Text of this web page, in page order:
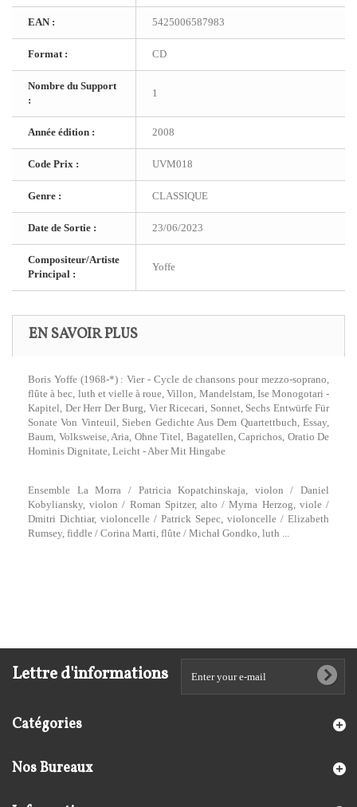
EAN : 5425006587983
Format : CD
Nombre du Support
:
1
Année édition : 2008
Code Prix : UVM018
Genre : CLASSIQUE
Date de Sortie : 23/06/2023
Compositeur/Artiste
Principal :
Yoffe
EN SAVOIR PLUS
Boris Yoffe (1968-*) : Vier - Cycle de chansons pour mezzo-soprano,
flûte à bec, luth et vielle à roue, Villon, Mandelstam, Ise Monogotari -
Kapitel, Der Herr Der Burg, Vier Ricecari, Sonnet, Sechs Entwürfe Für
Sonate Von Vinteuil, Sieben Gedichte Aus Dem Quartettbuch, Essay,
Baum, Volksweise, Aria, Ohne Titel, Bagatellen, Caprichos, Oratio De
Hominis Dignitate, Leicht - Aber Mit Hingabe
Ensemble La Morra / Patricia Kopatchinskaja, violon / Daniel
Kobyliansky, violon / Roman Spitzer, alto / Myrna Herzog, viole /
Dmitri Dichtiar, violoncelle / Patrick Sepec, violoncelle / Elizabeth
Rumsey, fiddle / Corina Marti, flûte / Michał Gondko, luth ...
Lettre d'informations
Catégories
Nos Bureaux